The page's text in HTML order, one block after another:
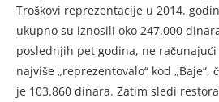
Troškovi reprezentacije u 2014.
ukupno su iznosili oko 247.000
poslednjih pet godina, ne računajući
najviše „reprezentovalo“ kod
je 103.860 dinara. Zatim sledi